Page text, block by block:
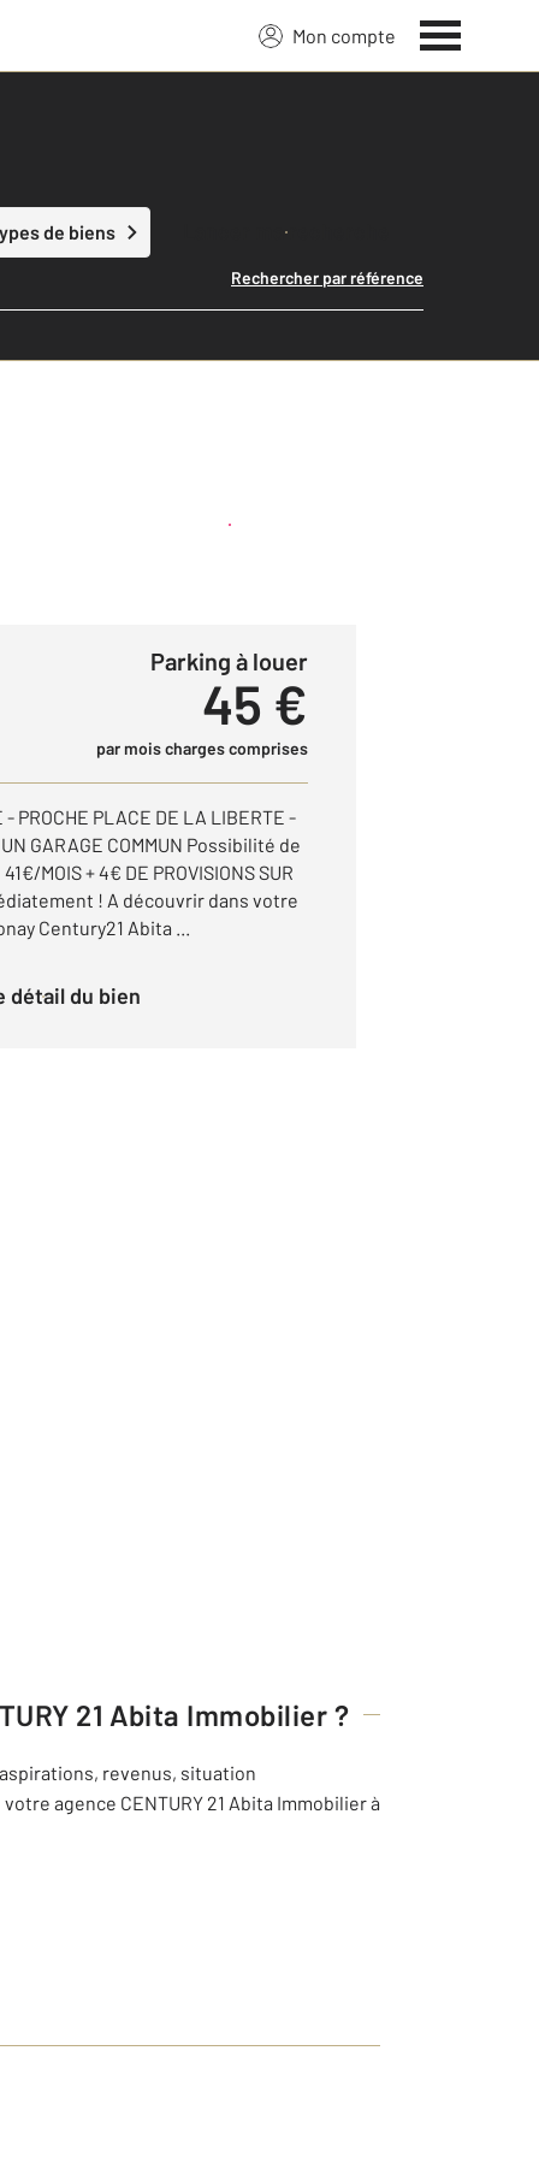
Mon compte
de biens Lancer ma recherche
Rechercher par référence
Créer une alerte
Parking à louer
45 €
par mois charges comprises
PROCHE PLACE DE LA LIBERTE -
GARAGE COMMUN Possibilité de
MOIS + 4€ DE PROVISIONS SUR
! A découvrir dans votre
Century21 Abita ...
détail du bien
21 Abita Immobilier ?
revenus, situation
agence CENTURY 21 Abita Immobilier à